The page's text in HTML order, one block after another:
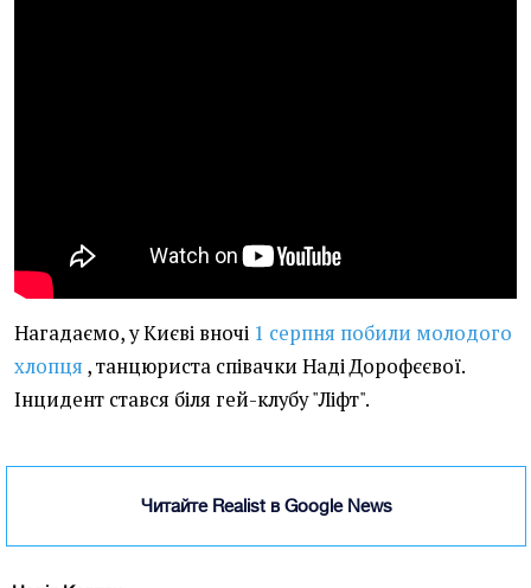
Нагадаємо, у Києві вночі 1 серпня побили молодого
хлопця , танцюриста співачки Наді Дорофєєвої.
Інцидент стався біля гей-клубу "Ліфт".
Читайте Realist в Google News